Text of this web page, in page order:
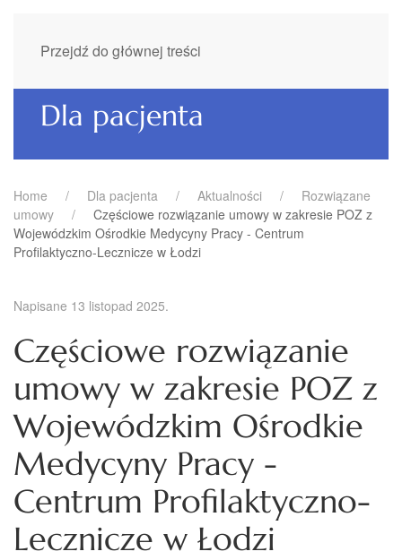
Przejdź do głównej treści
Dla pacjenta
Home Dla pacjenta Aktualności
Rozwiązane
umowy
Częściowe rozwiązanie umowy w zakresie POZ z
Wojewódzkim Ośrodkie Medycyny Pracy - Centrum
Profilaktyczno-Lecznicze w Łodzi
Napisane 13 listopad 2025.
Częściowe rozwiązanie
umowy w zakresie POZ z
Wojewódzkim Ośrodkie
Medycyny Pracy -
Centrum Profilaktyczno-
Lecznicze w Łodzi